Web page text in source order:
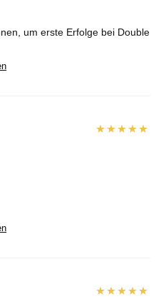
um erste Erfolge bei Double